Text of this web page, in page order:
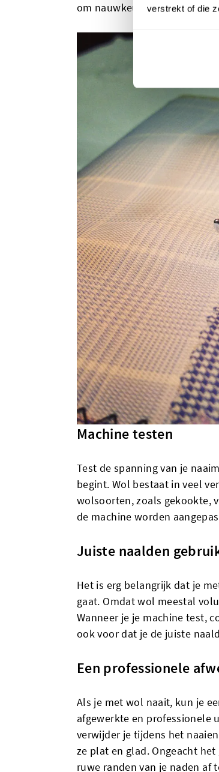
verstrekt of die
om nauwkeuriger en netter
Machine testen
Test de spanning van je
begint. Wol bestaat in veel
wolsoorten, zoals gekookte,
de machine worden
Juiste naalden
Het is erg belangrijk dat je
gaat. Omdat wol meestal
Wanneer je je machine test,
ook voor dat je de juiste
Een professionele
Als je met wol naait, kun je
afgewerkte en professionele
verwijder je tijdens het
ze plat en glad. Ongeacht
ruwe randen van je naden af